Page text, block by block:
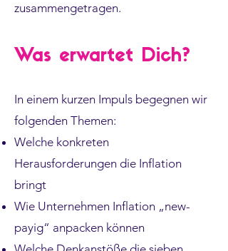
zusammengetragen.
Was erwartet Dich?
In einem kurzen Impuls begegnen wir
folgenden Themen:
Welche konkreten
Herausforderungen die Inflation
bringt
Wie Unternehmen Inflation „new-
payig“ anpacken können